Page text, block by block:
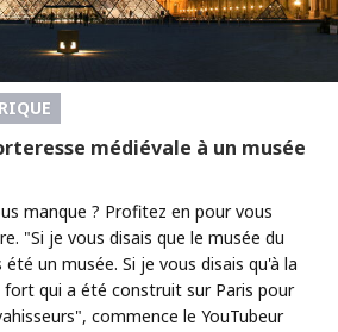
médiévale à un musée
manque ? Profitez en pour vous
"Si je vous disais que le musée du
un musée. Si je vous disais qu'à la
qui a été construit sur Paris pour
commence le YouTubeur